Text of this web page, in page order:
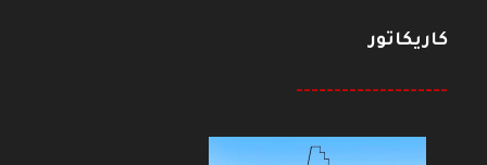
كاريكاتور
--------------------